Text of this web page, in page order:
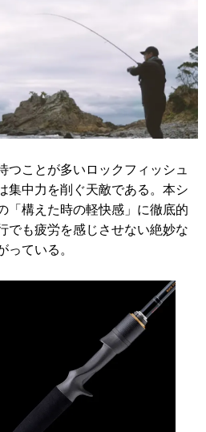
つことが多いロックフィッシュ
集中力を削ぐ天敵である。本シ
「構えた時の軽快感」に徹底的
でも疲労を感じさせない絶妙な
っている。